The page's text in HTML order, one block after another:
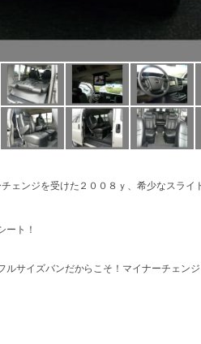
ェンジを受けた２００８ｙ、希少なスライ
ート！
サイズバンだからこそ！マイナーチェン